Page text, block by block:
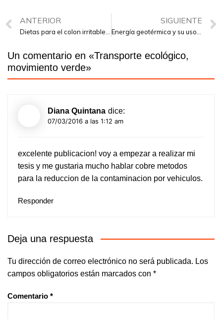
ANTERIOR SIGUIENTE
Un comentario en «Transporte ecológico,
movimiento verde»
Diana Quintana dice:
07/03/2016 a las 1:12 am
excelente publicacion! voy a empezar a realizar mi
tesis y me gustaria mucho hablar cobre metodos
para la reduccion de la contaminacion por vehiculos.
Responder
Deja una respuesta
Tu dirección de correo electrónico no será publicada. Los
campos obligatorios están marcados con *
Comentario *